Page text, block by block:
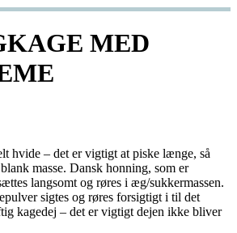
MED
hvide – det er vigtigt at piske længe, så
masse. Dansk honning, som er
langsomt og røres i æg/sukkermassen.
sigtes og røres forsigtigt i til det
kagedej – det er vigtigt dejen ikke bliver